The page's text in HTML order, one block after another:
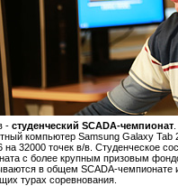
- студенческий SCADA-чемпионат
компьютер Samsung Galaxy Tab
на 32000 точек в/в. Студенческое
с более крупным призовым
в общем SCADA-
турах соревнования.